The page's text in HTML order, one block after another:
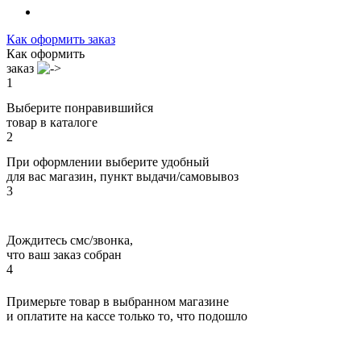
Как оформить заказ
Как оформить
заказ
1
Выберите понравившийся
товар в каталоге
2
При оформлении выберите удобный
для вас магазин, пункт выдачи/самовывоз
3
Дождитесь смс/звонка,
что ваш заказ собран
4
Примерьте товар в выбранном магазине
и оплатите на кассе только то, что подошло